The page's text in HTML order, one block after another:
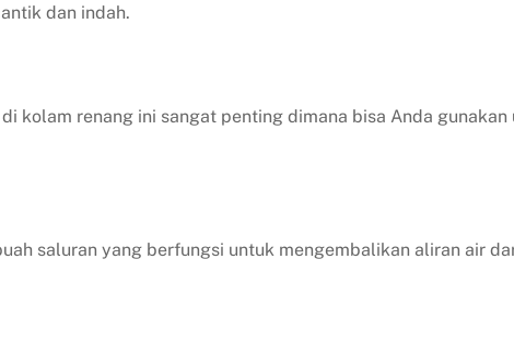
dan indah.
kolam renang ini sangat penting dimana bisa Anda
saluran yang berfungsi untuk mengembalikan aliran air